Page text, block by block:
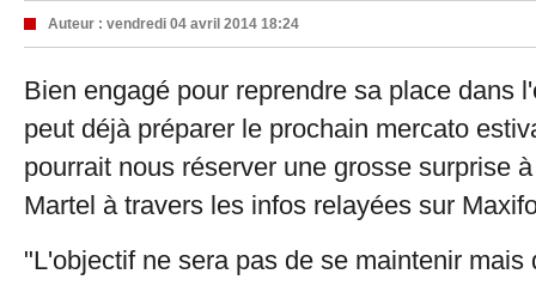
Auteur : vendredi 04 avril 2014 18:24
Bien engagé pour reprendre sa place dans
peut déjà préparer le prochain mercato
pourrait nous réserver une grosse surprise
Martel à travers les infos relayées sur
"L'objectif ne sera pas de se maintenir mais